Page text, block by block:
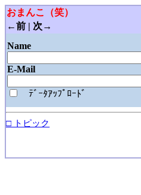
おまんこ（笑）
←前 | 次→
Name
E-Mail
ﾃﾞｰﾀｱｯﾌﾟﾛｰﾄﾞ
□ トピック